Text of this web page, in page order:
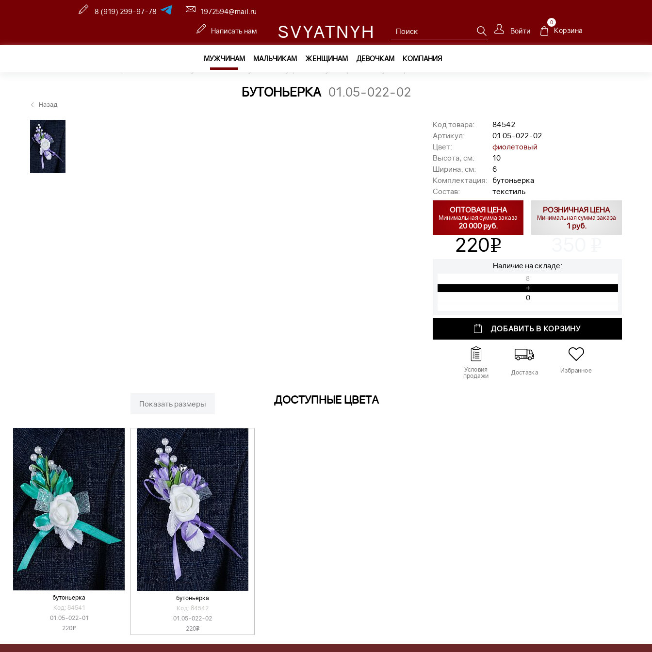
8 (919) 299-97-78 1972594@mail.ru
Написать нам SVYATNYH Войти
0
Корзина
МУЖЧИНАМ МАЛЬЧИКАМ ЖЕНЩИНАМ ДЕВОЧКАМ КОМПАНИЯ
Мужчинам —
БУТОНЬЕРКА 01.05-022-02
Назад
Код товара:
84542
Артикул:
01.05-022-02
Цвет:
фиолетовый
Высота, см:
10
Ширина, см:
6
Комплектация:
бутоньерка
Состав:
текстиль
ОПТОВАЯ ЦЕНА
Минимальная сумма заказа
20 000 руб.
220v
РОЗНИЧНАЯ ЦЕНА
Минимальная сумма заказа
1 руб.
Наличие на складе:
8
+
ДОБАВИТЬ В КОРЗИНУ
Условия
продажи
Доставка Избранное
Показать размеры ДОСТУПНЫЕ ЦВЕТА
бутоньерка
Код: 84541
01.05-022-01
220v
бутоньерка
Код: 84542
01.05-022-02
220v